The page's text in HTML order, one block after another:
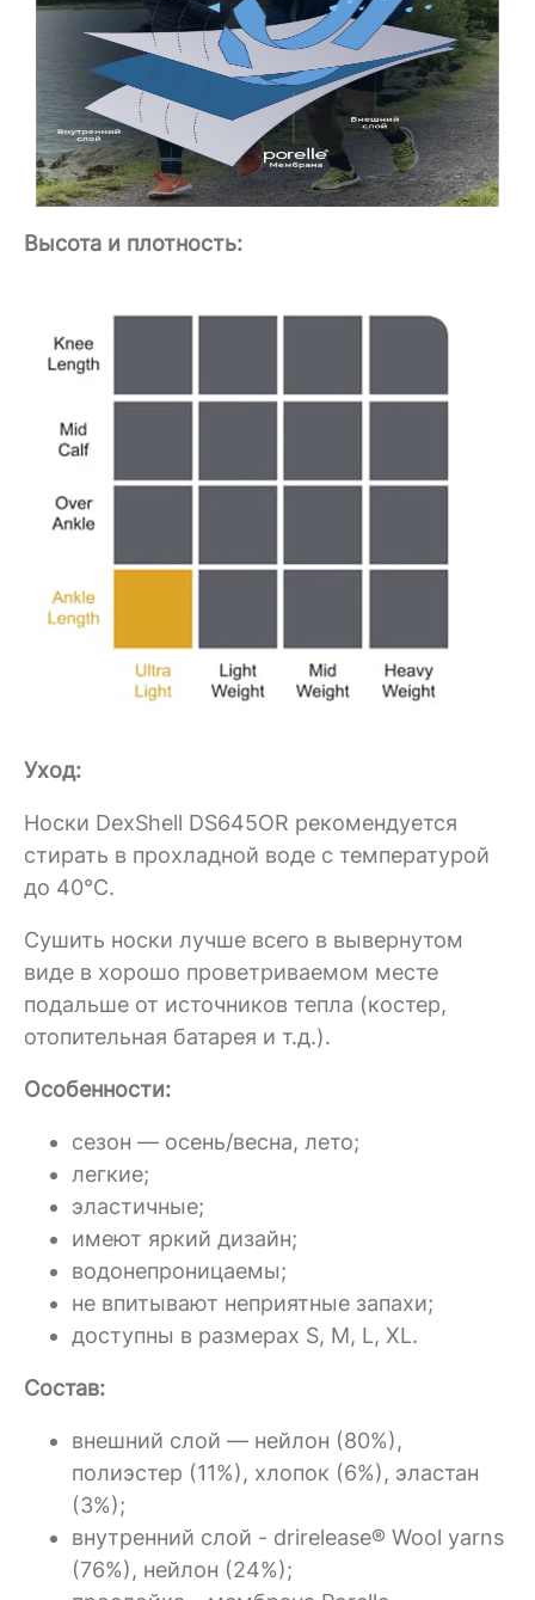
Высота и плотность:
Уход:
Носки DexShell DS645OR рекомендуется
стирать в прохладной воде с температурой
до 40°C.
Сушить носки лучше всего в вывернутом
виде в хорошо проветриваемом месте
подальше от источников тепла (костер,
отопительная батарея и т.д.).
Особенности:
сезон — осень/весна, лето;
легкие;
эластичные;
имеют яркий дизайн;
водонепроницаемы;
не впитывают неприятные запахи;
доступны в размерах S, M, L, XL.
Состав:
внешний слой — нейлон (80%),
полиэстер (11%), хлопок (6%), эластан
(3%);
внутренний слой - drirelease® Wool yarns
(76%), нейлон (24%);